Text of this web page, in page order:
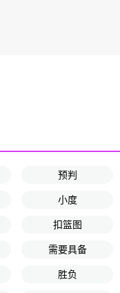
预判
小度
扣篮图
需要具备
胜负